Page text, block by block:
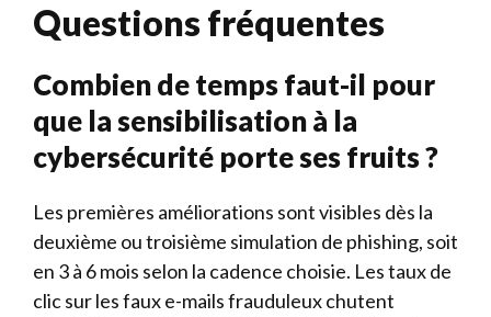
Questions fréquentes
Combien de temps faut-il pour
que la sensibilisation à la
cybersécurité porte ses fruits ?
Les premières améliorations sont visibles dès la
deuxième ou troisième simulation de phishing, soit
en 3 à 6 mois selon la cadence choisie. Les taux de
clic sur les faux e-mails frauduleux chutent